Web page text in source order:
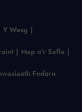
Y Wasg
Map o'r Safle
Fodern